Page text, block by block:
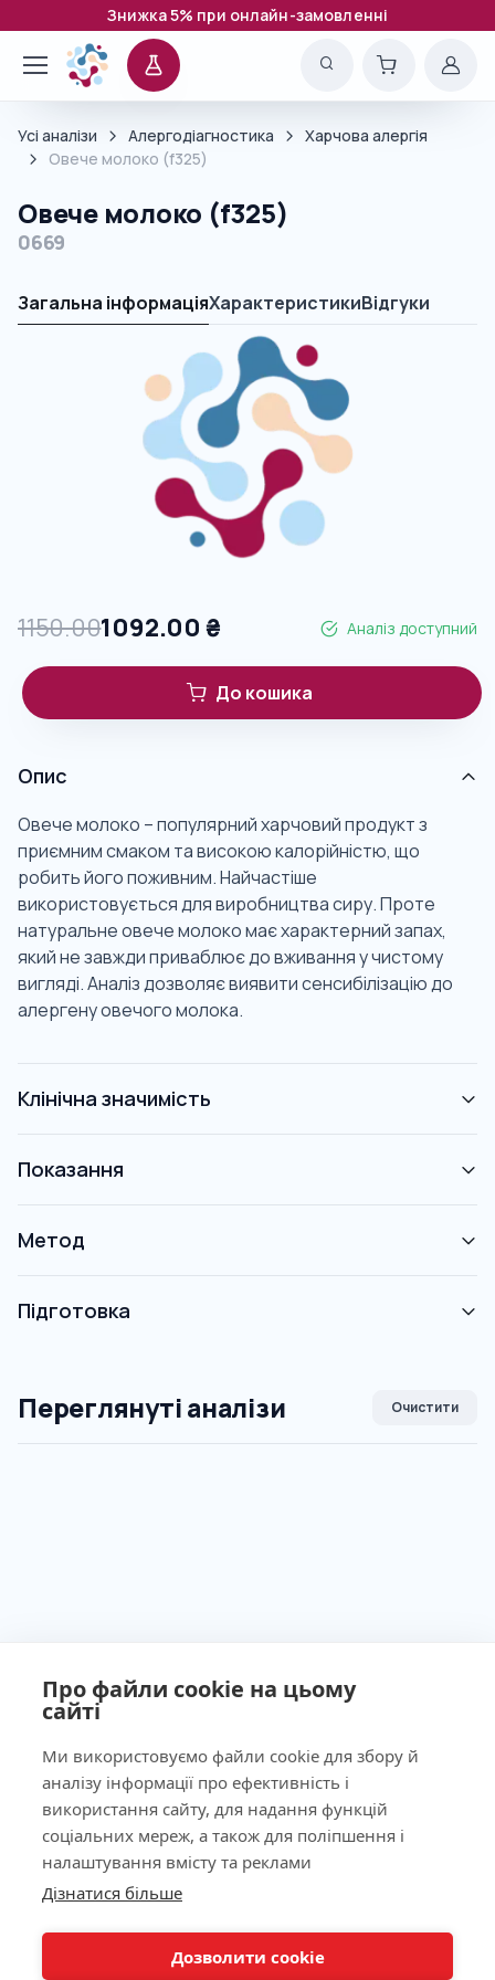
Про файли cookie на цьому
сайті
Ми використовуємо файли cookie для збору й
аналізу інформації про ефективність і
використання сайту, для надання функцій
соціальних мереж, а також для поліпшення і
налаштування вмісту та реклами
Дізнатися більше
Дозволити cookie
Знижка 5% при онлайн-замовленні
Усі аналізи Алергодіагностика
Харчова алергія
Овече молоко (f325)
Овече молоко (f325)
0669
Загальна інформаціяХарактеристикиВідгуки
1150.001092.00 ₴ Аналіз доступний
До кошика
Опис
Овече молоко – популярний харчовий продукт з
приємним смаком та високою калорійністю, що
робить його поживним. Найчастіше
використовується для виробництва сиру. Проте
натуральне овече молоко має характерний запах,
який не завжди приваблює до вживання у чистому
вигляді. Аналіз дозволяє виявити сенсибілізацію до
алергену овечого молока.
Клінічна значимість
Показання
Метод
Підготовка
Переглянуті аналізи Очистити
Ліцензія МОЗ України №603260 від 23.09.2011
Наша адреса
КНОПКА